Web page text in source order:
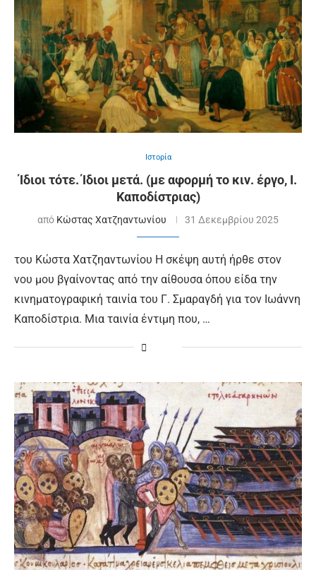
Ιστορία
Ίδιοι τότε. Ίδιοι μετά. (με αφορμή το κιν. έργο, Ι.
Καποδίστριας)
από Κώστας Χατζηαντωνίου 31 Δεκεμβρίου 2025
του Κώστα Χατζηαντωνίου Η σκέψη αυτή ήρθε στον
νου μου βγαίνοντας από την αίθουσα όπου είδα την
κινηματογραφική ταινία του Γ. Σμαραγδή για τον Ιωάννη
Καποδίστρια. Μια ταινία έντιμη που, …